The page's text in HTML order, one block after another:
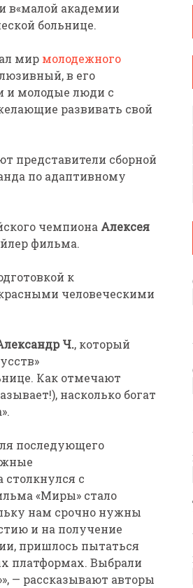
в«малой академии
больнице.
мир молодежного
в его
и молодые люди с
развивать свой
представители сборной
по адаптивному
чемпиона Алексея
фильма.
к
человеческими
Ч., который
Как отмечают
насколько богат
последующего
с
«Миры» стало
нам срочно нужны
и на получение
пришлось пытаться
платформах. Выбрали
— рассказывают авторы